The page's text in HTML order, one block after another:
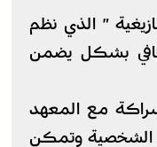
” الذي نظم
بشكل يضمن
مع المعهد
الشخصية وتمكن